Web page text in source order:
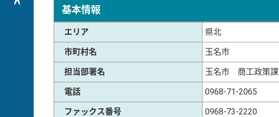
基本情報
エリア 県北
市町村名 玉名市
担当部署名 玉名市 商工政策課
電話 0968-71-2065
ファックス番号 0968-73-2220